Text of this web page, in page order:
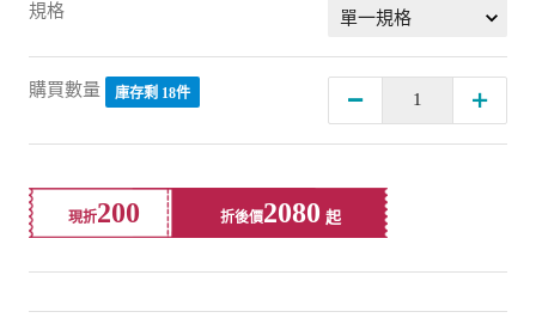
規格
購買數量 庫存剩 18件
現折200 折後價2080